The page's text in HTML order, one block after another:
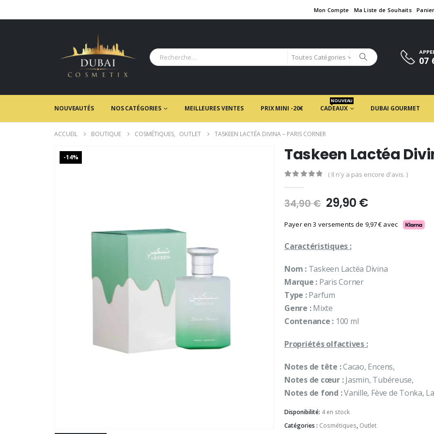
Mon Compte Ma Liste de Souhaits
Toutes Catégories 07
NOUVEAUTÉS NOS CATÉGORIES MEILLEURES VENTES PRIX MINI -20€ CADEAUX
NOUVEAU
DUBAI GOURMET
ACCUEIL BOUTIQUE COSMÉTIQUES, OUTLET TASKEEN LACTÉA DIVINA – PARIS CORNER
-14% Taskeen Lactéa
( Il n'y a pas encore d'avis. )
34,90€ Le
prix
initial
34,90 €.
29,90 €Le
actuel
Payer en 3 versements de 9,97€ avec
Caractéristiques :
Nom : Taskeen Lactéa Divina
Marque : Paris Corner
Type :Parfum
Genre :Mixte
Contenance : 100 ml
Propriétés olfactives :
Notes de tête :Cacao, Encens,
Notes de cœur :Jasmin, Tubéreuse,
Notes de fond :Vanille, Fève de Tonka,
Disponibilité: 4 en stock
Catégories : Cosmétiques, Outlet